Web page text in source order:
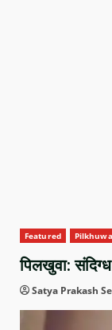
Featured
पिलखुवा:
Satya Prakash